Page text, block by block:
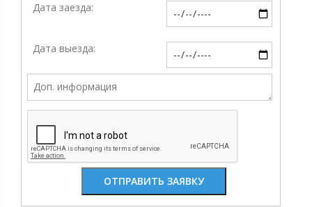
Дата заезда:
Дата выезда: